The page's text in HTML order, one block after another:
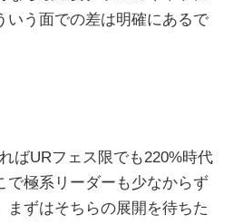
いう面での差は明確にあるで
ばURフェス限でも220%時代
で極系リーダーも少なからず
まずはそちらの展開を待ちた